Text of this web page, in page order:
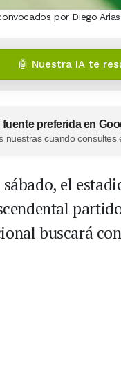
por Diego
🤖 Nuestra IA te
preferida en
nuestras cuando consultes
sábado, el
buscará